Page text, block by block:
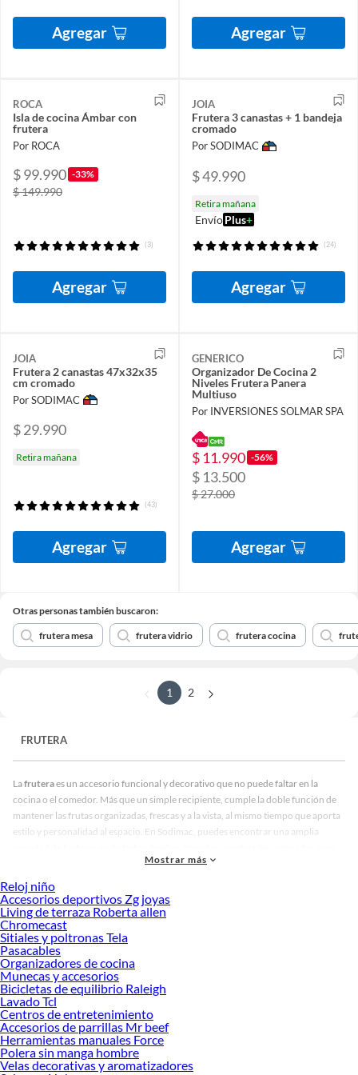
Agregar Agregar
ROCA
Isla de cocina Ámbar con
frutera
Por ROCA
$ 99.990 -33%
$ 149.990
(3)
Agregar
JOIA
Frutera 3 canastas + 1 bandeja
cromado
Por SODIMAC
$ 49.990
Retira mañana
EnvíoPlus+
(24)
Agregar
JOIA
Frutera 2 canastas 47x32x35
cm cromado
Por SODIMAC
$ 29.990
Retira mañana
(43)
Agregar
GENERICO
Organizador De Cocina 2
Niveles Frutera Panera
Multiuso
Por INVERSIONES SOLMAR SPA
$ 11.990 -56%
$ 13.500
$ 27.000
Agregar
Otras personas también buscaron:
frutera mesa frutera vidrio frutera cocina
1 2
FRUTERA
Lafruteraes un accesorio funcional y decorativo que no puede faltar en la
cocina o el comedor. Más que un simple recipiente, cumple la doble función de
mantener las frutas organizadas, frescas y a la vista, al mismo tiempo que aporta
estilo y personalidad al espacio. En Sodimac, puedes encontrar una amplia
complementar cualquier estilo de hogar.
Frutera:
Existen distintos tipos de fruteras según su uso y forma. Las más comunes son las
fruteras de sobremesa, perfectas para ubicar en el centro de la mesa o en una
encimera. Estas pueden ser de uno, dos o tres niveles, lo que permite aprovechar
el espacio en altura y organizar mejor diferentes tipos de fruta. También hay
fruteros colgantes o de pared, ideales para cocinas pequeñas donde se necesita
optimizar cada rincón sin perder funcionalidad.
En cuanto a materiales, en Sodimac encontrarás fruteras fabricadas en acero
inoxidable, cerámica, plástico, madera, bambú, vidrio o mimbre, cada uno con
su propio estilo y ventajas. Las fruteras metálicas, por ejemplo, son resistentes y
modernas, mientras que las de madera o mimbre aportan calidez y un toque
Mostrar más
Reloj niño
Accesorios deportivos Zg joyas
Living de terraza Roberta allen
Chromecast
Sitiales y poltronas Tela
Pasacables
Organizadores de cocina
Munecas y accesorios
Bicicletas de equilibrio Raleigh
Lavado Tcl
Centros de entretenimiento
Accesorios de parrillas Mr beef
Herramientas manuales Force
Polera sin manga hombre
Velas decorativas y aromatizadores